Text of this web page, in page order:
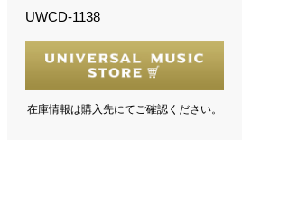
UWCD-1138
在庫情報は購入先にてご確認ください。